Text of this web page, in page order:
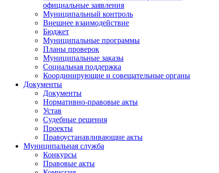
официальные заявления
Муниципальный контроль
Внешнее взаимодействие
Бюджет
Муниципальные программы
Планы проверок
Муниципальные заказы
Социальная поддержка
Координирующие и совещательные органы
Документы
Документы
Нормативно-правовые акты
Устав
Судебные решения
Проекты
Правоустанавливающие акты
Муниципальная служба
Конкурсы
Правовые акты